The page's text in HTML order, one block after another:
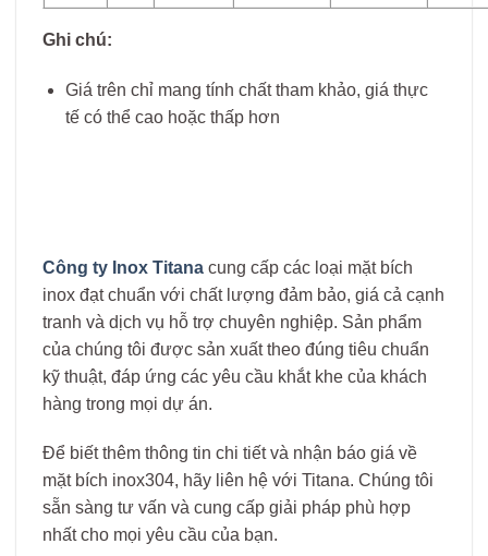
Ghi chú:
Giá trên chỉ mang tính chất tham khảo, giá thực
tế có thể cao hoặc thấp hơn
Công ty Inox Titana cung cấp các loại mặt bích
inox đạt chuẩn với chất lượng đảm bảo, giá cả cạnh
tranh và dịch vụ hỗ trợ chuyên nghiệp. Sản phẩm
của chúng tôi được sản xuất theo đúng tiêu chuẩn
kỹ thuật, đáp ứng các yêu cầu khắt khe của khách
hàng trong mọi dự án.
Để biết thêm thông tin chi tiết và nhận báo giá về
mặt bích inox304, hãy liên hệ với Titana. Chúng tôi
sẵn sàng tư vấn và cung cấp giải pháp phù hợp
nhất cho mọi yêu cầu của bạn.